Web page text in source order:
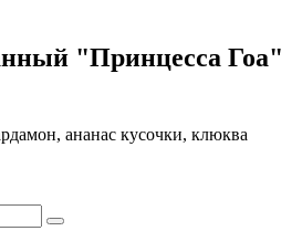
"Принцесса Гоа"
ананас кусочки, клюква